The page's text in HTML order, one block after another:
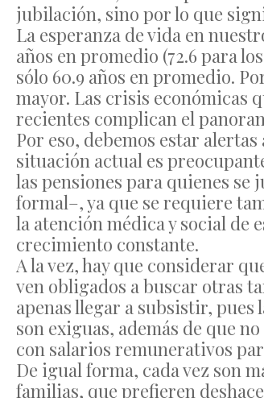
jubilación, sino por lo que
La esperanza de vida en
años en promedio (72.6 para
sólo 60.9 años en promedio.
mayor. Las crisis económicas
recientes complican el
Por eso, debemos estar
situación actual es
las pensiones para quienes
formal–, ya que se requiere
la atención médica y social de
crecimiento constante.
A la vez, hay que considerar
ven obligados a buscar otras
apenas llegar a subsistir, pues
son exiguas, además de que
con salarios remunerativos
De igual forma, cada vez son
familias, que prefieren